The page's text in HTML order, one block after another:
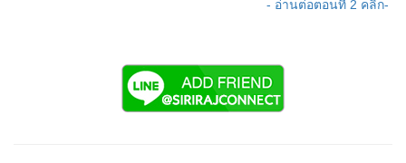
- อ่านต่อตอนที่ 2 คลิก-